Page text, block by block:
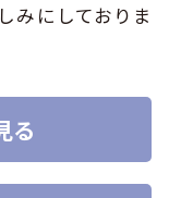
みにしておりま
る